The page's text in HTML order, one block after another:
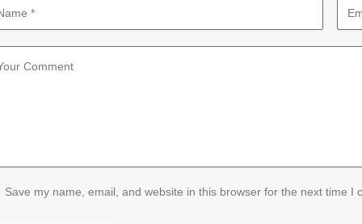
Save my name, email, and website in this browser for the next time I